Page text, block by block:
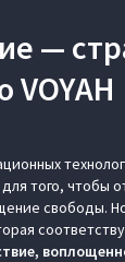
—
того, чтобы
свободы.